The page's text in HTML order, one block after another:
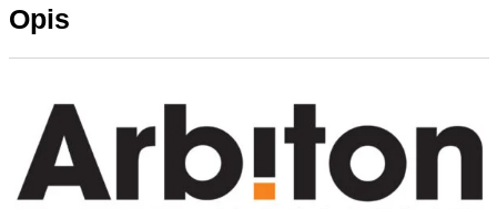
Filadelfia
Opis